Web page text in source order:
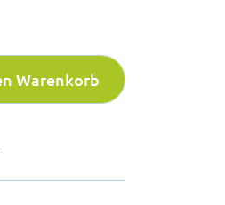
Warenkorb